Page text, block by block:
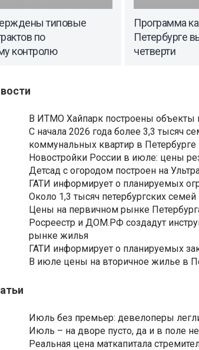
типовые
по
контролю
Программа
Петербурге
четверти
В ИТМО Хайпарк построены объекты
С начала 2026 года более 3,3 тысяч
коммунальных квартир в Петербурге
Новостройки России в июле: цены
Детсад с огородом построен на
ГАТИ информирует о планируемых
Около 1,3 тысяч петербургских
Цены на первичном рынке
Росреестр и ДОМ.РФ создадут
рынке жилья
ГАТИ информирует о планируемых
В июле цены на вторичное жилье в
Июль без премьер: девелоперы
Июль – на дворе пусто, да и в поле
Реальная цена маткапитала